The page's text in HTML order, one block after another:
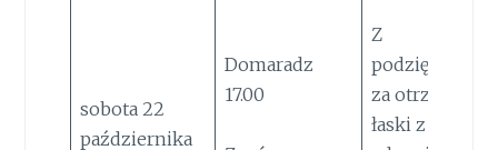
sobota 22
października
Domaradz
17.00
Z
za otrzymane
łaski z prośbą